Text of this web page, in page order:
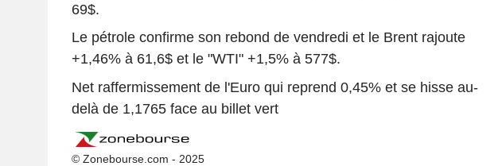
69$.
Le pétrole confirme son rebond de vendredi et le Brent rajoute
+1,46% à 61,6$ et le "WTI" +1,5% à 577$.
Net raffermissement de l'Euro qui reprend 0,45% et se hisse au-
delà de 1,1765 face au billet vert
© Zonebourse.com - 2025